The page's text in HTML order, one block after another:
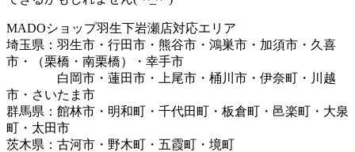
MADOショップ羽生下岩瀬店対応エリア
埼玉県：羽生市・行田市・熊谷市・鴻巣市・加須市・久喜
市・（栗橋・南栗橋）・幸手市
白岡市・蓮田市・上尾市・桶川市・伊奈町・川越
市・さいたま市
群馬県：館林市・明和町・千代田町・板倉町・邑楽町・大泉
町・太田市
茨木県：古河市・野木町・五霞町・境町